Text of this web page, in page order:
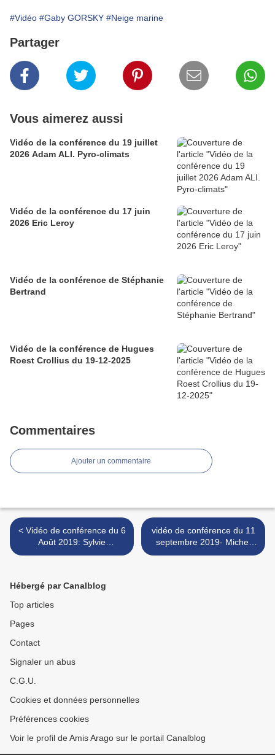
#Vidéo #Gaby GORSKY #Neige marine
Partager
Vous aimerez aussi
Vidéo de la conférence du 19 juillet
2026 Adam ALI. Pyro-climats
Vidéo de la conférence du 17 juin
2026 Eric Leroy
Vidéo de la conférence de Stéphanie
Bertrand
Vidéo de la conférence de Hugues
Roest Crollius du 19-12-2025
Commentaires
Ajouter un commentaire
< Vidéo de conférence du 6
Août 2019: Sylvie
VAUCLAIR " Musique des
vidéo de conférence du 11
septembre 2019- Michel
LATROCHE -terres rares >
Hébergé par Canalblog
Top articles
Pages
Contact
Signaler un abus
C.G.U.
Cookies et données personnelles
Préférences cookies
Voir le profil de Amis Arago sur le portail Canalblog